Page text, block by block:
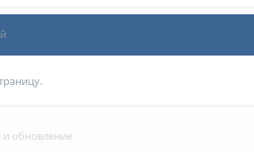
и обновление